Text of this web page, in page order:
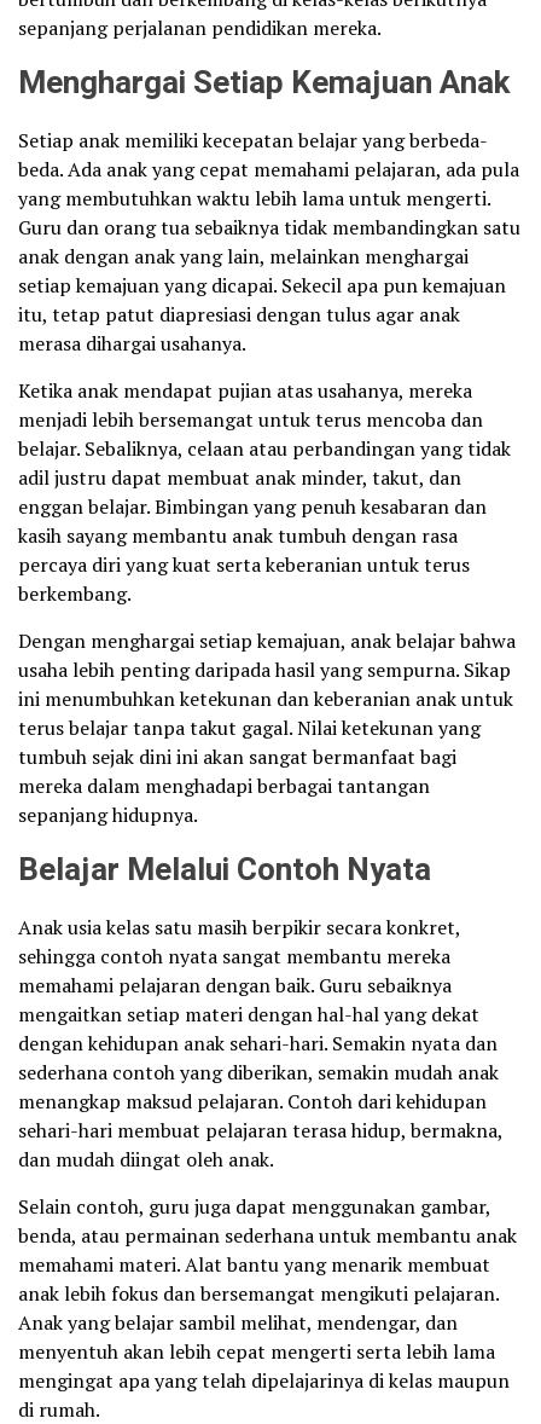
sepanjang perjalanan pendidikan mereka.
Menghargai Setiap Kemajuan Anak
Setiap anak memiliki kecepatan belajar yang berbeda-
beda. Ada anak yang cepat memahami pelajaran, ada pula
yang membutuhkan waktu lebih lama untuk mengerti.
Guru dan orang tua sebaiknya tidak membandingkan satu
anak dengan anak yang lain, melainkan menghargai
setiap kemajuan yang dicapai. Sekecil apa pun kemajuan
itu, tetap patut diapresiasi dengan tulus agar anak
merasa dihargai usahanya.
Ketika anak mendapat pujian atas usahanya, mereka
menjadi lebih bersemangat untuk terus mencoba dan
belajar. Sebaliknya, celaan atau perbandingan yang tidak
adil justru dapat membuat anak minder, takut, dan
enggan belajar. Bimbingan yang penuh kesabaran dan
kasih sayang membantu anak tumbuh dengan rasa
percaya diri yang kuat serta keberanian untuk terus
berkembang.
Dengan menghargai setiap kemajuan, anak belajar bahwa
usaha lebih penting daripada hasil yang sempurna. Sikap
ini menumbuhkan ketekunan dan keberanian anak untuk
terus belajar tanpa takut gagal. Nilai ketekunan yang
tumbuh sejak dini ini akan sangat bermanfaat bagi
mereka dalam menghadapi berbagai tantangan
sepanjang hidupnya.
Belajar Melalui Contoh Nyata
Anak usia kelas satu masih berpikir secara konkret,
sehingga contoh nyata sangat membantu mereka
memahami pelajaran dengan baik. Guru sebaiknya
mengaitkan setiap materi dengan hal-hal yang dekat
dengan kehidupan anak sehari-hari. Semakin nyata dan
sederhana contoh yang diberikan, semakin mudah anak
menangkap maksud pelajaran. Contoh dari kehidupan
sehari-hari membuat pelajaran terasa hidup, bermakna,
dan mudah diingat oleh anak.
Selain contoh, guru juga dapat menggunakan gambar,
benda, atau permainan sederhana untuk membantu anak
memahami materi. Alat bantu yang menarik membuat
anak lebih fokus dan bersemangat mengikuti pelajaran.
Anak yang belajar sambil melihat, mendengar, dan
menyentuh akan lebih cepat mengerti serta lebih lama
mengingat apa yang telah dipelajarinya di kelas maupun
di rumah.